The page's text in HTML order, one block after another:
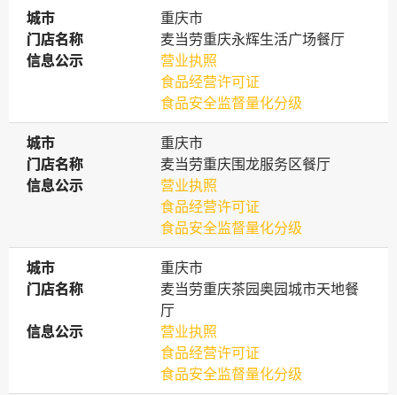
城市
城市
重庆市
门店名称
门店名称
麦当劳重庆永辉生活广场餐厅
信息公示
信息公示
营业执照
食品经营许可证
食品安全监督量化分级
城市
城市
重庆市
门店名称
门店名称
麦当劳重庆围龙服务区餐厅
信息公示
信息公示
营业执照
食品经营许可证
食品安全监督量化分级
城市
城市
重庆市
门店名称
门店名称
麦当劳重庆茶园奥园城市天地餐
厅
信息公示
信息公示
营业执照
食品经营许可证
食品安全监督量化分级